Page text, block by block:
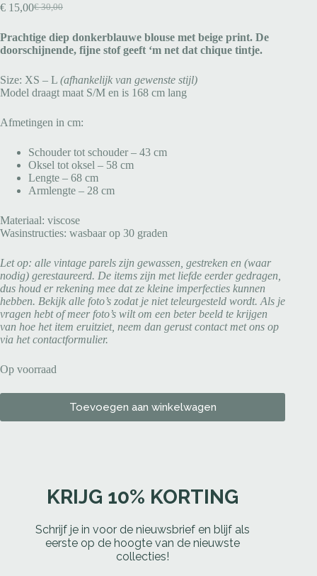
€30,00
€ 15,00
Prachtige diep donkerblauwe blouse met beige print. De
doorschijnende, fijne stof geeft ‘m net dat chique tintje.
Size: XS – L (afhankelijk van gewenste stijl)
Model draagt maat S/M en is 168 cm lang
Afmetingen in cm:
Schouder tot schouder – 43 cm
Oksel tot oksel – 58 cm
Lengte – 68 cm
Armlengte – 28 cm
Materiaal: viscose
Wasinstructies: wasbaar op 30 graden
Let op: alle vintage parels zijn gewassen, gestreken en (waar
nodig) gerestaureerd. De items zijn met liefde eerder gedragen,
dus houd er rekening mee dat ze kleine imperfecties kunnen
hebben. Bekijk alle foto’s zodat je niet teleurgesteld wordt. Als je
vragen hebt of meer foto’s wilt om een beter beeld te krijgen
van hoe het item eruitziet, neem dan gerust contact met ons op
via het contactformulier.
Op voorraad
Toevoegen aan winkelwagen
KRIJG 10% KORTING
Schrijf je in voor de nieuwsbrief en blijf als
eerste op de hoogte van de nieuwste
collecties!